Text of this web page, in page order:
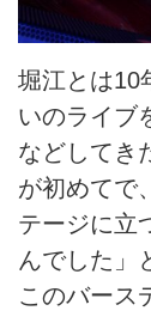
堀江とは10
いのライブ
などしてき
が初めてで
テージに立
んでした」
このバース